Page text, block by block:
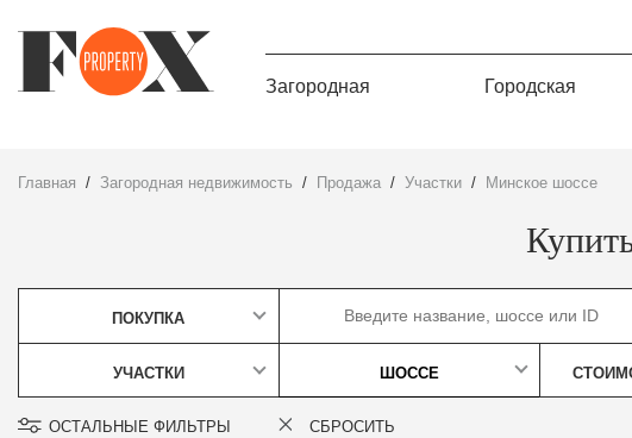
Загородная Городская
Главная Загородная недвижимость Продажа участки Минское шоссе
ПОКУПКА
УЧАСТКИ ШОССЕ
ОСТАЛЬНЫЕ ФИЛЬТРЫ СБРОСИТЬ